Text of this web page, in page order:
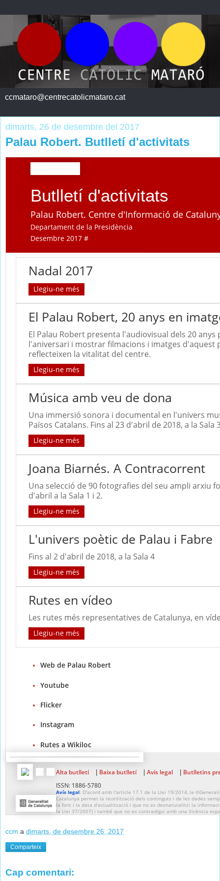
ccmataro@centrecatolicmataro.cat
dimarts, 26 de desembre del 2017
Palau Robert. Butlletí d'activitats
Butlletí d'activitats
Palau Robert. Centre d'Informació de
Departament de la Presidència
Desembre 2017 #
Nadal 2017
Llegiu-ne més
El Palau Robert, 20 anys en
El Palau Robert presenta l'audiovisual dels 20
l'aniversari i mostrar filmacions i imatges d'aquest
reflecteixen la vitalitat del centre.
Llegiu-ne més
Música amb veu de dona
Una immersió sonora i documental en l'univers
Països Catalans. Fins al 23 d'abril de 2018, a la Sala
Llegiu-ne més
Joana Biarnés. A Contracorrent
Una selecció de 90 fotografies del seu ampli arxiu
d'abril a la Sala 1 i 2.
Llegiu-ne més
L'univers poètic de Palau i Fabre
Fins al 2 d'abril de 2018, a la Sala 4
Llegiu-ne més
Rutes en vídeo
Les rutes més representatives de Catalunya, en
Llegiu-ne més
Web de Palau Robert
Youtube
Flicker
Instagram
Rutes a Wikiloc
Alta butlletí Baixa butlletí Avís legal
Butlletins
ISSN: 1886-5780
Avís legal: D'acord amb l'article 17.1 de la Llei 19/2014, la
Catalunya permet la reutilització dels continguts i de les dades
la font i la data d'actualització i que no es desnaturalitzi la
la Llei 37/2007) i també que no es contradigui amb una llicència
ccm a dimarts, de desembre 26, 2017
Comparteix
Cap comentari: